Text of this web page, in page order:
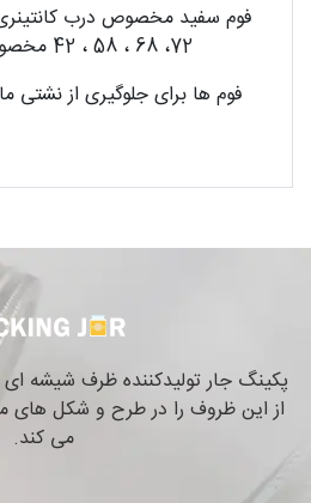
72، 68 ، 58 ، 42 مخصوص درب های کانتینری.
فوم ها برای جلوگیری از نشتی
پکینگ جار تولیدکننده ظرف شیشه ای
از این ظروف را در طرح و شکل های
می کند.